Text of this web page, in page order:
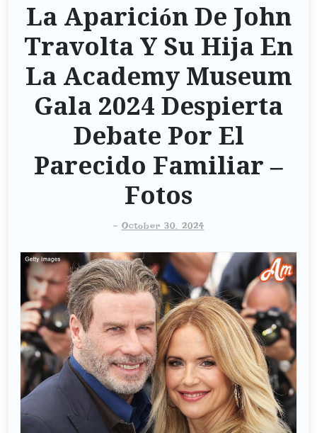
La Aparición De John
Travolta Y Su Hija En
La Academy Museum
Gala 2024 Despierta
Debate Por El
Parecido Familiar –
Fotos
- October 30, 2024